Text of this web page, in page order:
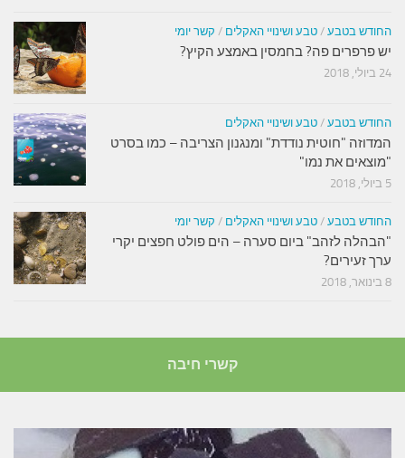
החודש בטבע / טבע ושינויי האקלים / קשר יומי
יש פרפרים פה? בחמסין באמצע הקיץ?
24 ביולי, 2018
החודש בטבע / טבע ושינויי האקלים
המדוזה "חוטית נודדת" ומנגנון הצריבה – כמו בסרט
"מוצאים את נמו"
5 ביולי, 2018
החודש בטבע / טבע ושינויי האקלים / קשר יומי
"הבהלה לזהב" ביום סערה – הים פולט חפצים יקרי
ערך זעירים?
8 בינואר, 2018
קשרי חיבה